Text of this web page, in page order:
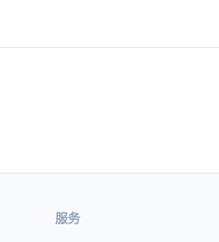
服务